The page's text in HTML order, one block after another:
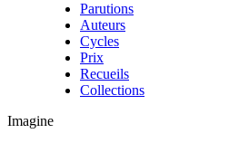
Parutions
Auteurs
Cycles
Prix
Recueils
Collections
Imagine